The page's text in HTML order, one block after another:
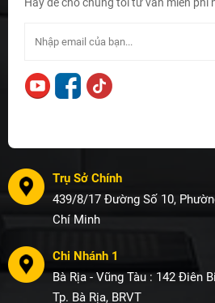
Trụ Sở Chính
439/8/17 Đường Số 10,
Chí Minh
Chi Nhánh 1
Bà Rịa - Vũng Tàu : 142 Điên
Tp. Bà Rịa, BRVT